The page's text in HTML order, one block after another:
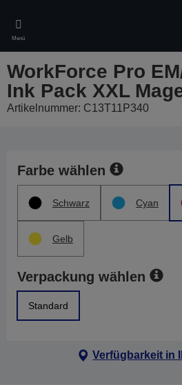
main
content
Menü
WorkForce Pro
Ink Pack XXL
Artikelnummer: C13T11P340
Farbe wählen
Schwarz Cyan
Gelb
Verpackung wählen
Standard
Verfügbarkeit in